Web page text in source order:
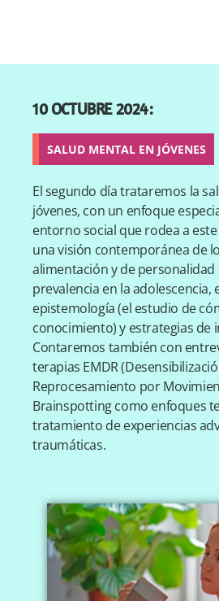
10OCTUBRE 2024:
SALUD MENTAL EN JÓVENES
El segundo día trataremos la
jóvenes, con un enfoque
entorno social que rodea a
una visión contemporánea de
alimentación y de
prevalencia en la adolescencia,
epistemología (el estudio de
conocimiento) y estrategias de
Contaremos también con
terapias EMDR
Reprocesamiento por
Brainspotting como enfoques
tratamiento de experiencias
traumáticas.